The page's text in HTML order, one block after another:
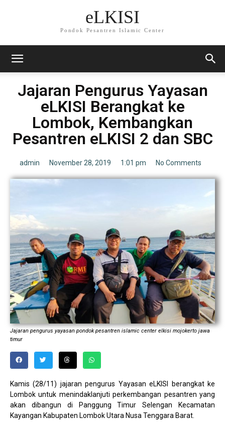
eLKISI
Pondok Pesantren Islamic Center
Jajaran Pengurus Yayasan
eLKISI Berangkat ke
Lombok, Kembangkan
Pesantren eLKISI 2 dan SBC
admin November 28, 2019 1:01 pm No Comments
Jajaran pengurus yayasan pondok pesantren islamic center elkisi mojokerto jawa
timur
Kamis (28/11) jajaran pengurus Yayasan eLKISI berangkat ke
Lombok untuk menindaklanjuti perkembangan pesantren yang
akan dibangun di Panggung Timur Selengan Kecamatan
Kayangan Kabupaten Lombok Utara Nusa Tenggara Barat.